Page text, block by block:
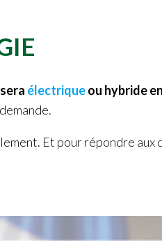
électriqueou hybride
Et pour répondre